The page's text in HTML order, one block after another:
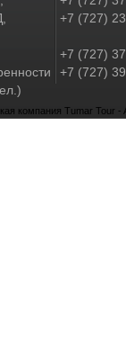
+7 (727)
+7 (727)
+7 (727)
компания Tumar Tour -